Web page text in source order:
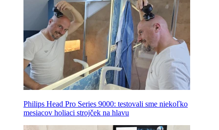
Philips Head Pro Series 9000: testovali sme niekoľko
mesiacov holiaci strojček na hlavu